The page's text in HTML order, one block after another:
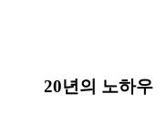
20년의 노하우